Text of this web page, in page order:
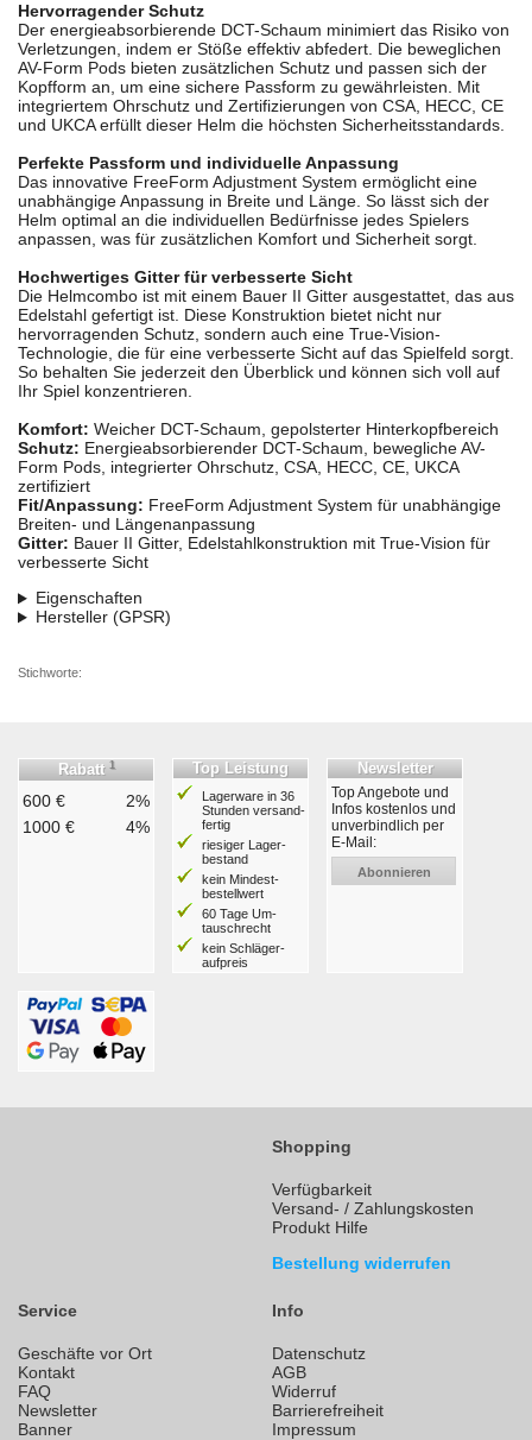
Hervorragender Schutz
Der energieabsorbierende DCT-Schaum minimiert das Risiko von
Verletzungen, indem er Stöße effektiv abfedert. Die beweglichen
AV-Form Pods bieten zusätzlichen Schutz und passen sich der
Kopfform an, um eine sichere Passform zu gewährleisten. Mit
integriertem Ohrschutz und Zertifizierungen von CSA, HECC, CE
und UKCA erfüllt dieser Helm die höchsten Sicherheitsstandards.
Perfekte Passform und individuelle Anpassung
Das innovative FreeForm Adjustment System ermöglicht eine
unabhängige Anpassung in Breite und Länge. So lässt sich der
Helm optimal an die individuellen Bedürfnisse jedes Spielers
anpassen, was für zusätzlichen Komfort und Sicherheit sorgt.
Hochwertiges Gitter für verbesserte Sicht
Die Helmcombo ist mit einem Bauer II Gitter ausgestattet, das aus
Edelstahl gefertigt ist. Diese Konstruktion bietet nicht nur
hervorragenden Schutz, sondern auch eine True-Vision-
Technologie, die für eine verbesserte Sicht auf das Spielfeld sorgt.
So behalten Sie jederzeit den Überblick und können sich voll auf
Ihr Spiel konzentrieren.
Komfort: Weicher DCT-Schaum, gepolsterter Hinterkopfbereich
Schutz: Energieabsorbierender DCT-Schaum, bewegliche AV-
Form Pods, integrierter Ohrschutz, CSA, HECC, CE, UKCA
zertifiziert
Fit/Anpassung: FreeForm Adjustment System für unabhängige
Breiten- und Längenanpassung
Gitter: Bauer II Gitter, Edelstahlkonstruktion mit True-Vision für
verbesserte Sicht
Eigenschaften
Hersteller (GPSR)
Stichworte:
Rabatt 1
600 €
2%
1000 €
4%
Top Leistung
Lagerware in 36
Stunden ver­sand­
fertig
riesiger Lager­
bestand
kein Mindest­
bestell­wert
60 Tage Um­
tausch­recht
kein Schläger­
aufpreis
Newsletter
Top Angebote und
Infos kostenlos und
unverbindlich per
E-Mail:
Abonnieren
Shopping
Verfügbarkeit
Versand- / Zahlungskosten
Produkt Hilfe
Bestellung widerrufen
Service
Geschäfte vor Ort
Kontakt
FAQ
Newsletter
Banner
Info
Datenschutz
AGB
Widerruf
Barrierefreiheit
Impressum